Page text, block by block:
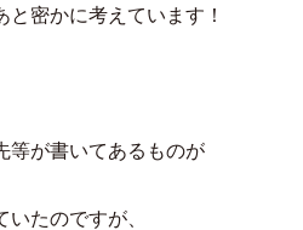
密かに考えています！
等が書いてあるものが
たのですが、